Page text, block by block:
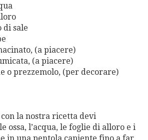
di sale
(a piacere)
(a piacere)
o prezzemolo, (per decorare)
la nostra ricetta devi
ossa, l’acqua, le foglie di alloro e i